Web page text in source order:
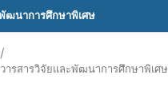
ฒนาการศึกษาพิเศษ
/
วารสารวิจัยและพัฒนาการศึกษาพิเศษ